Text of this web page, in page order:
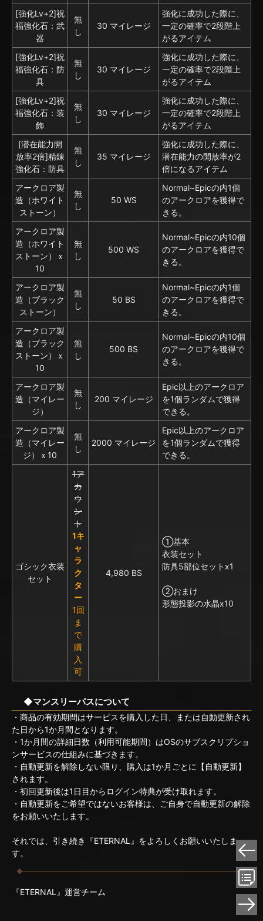
[強化Lv+2]祝
福強化石：武
器
無
し
30 マイレージ
強化に成功した際に、
一定の確率で2段階上
がるアイテム
[強化Lv+2]祝
福強化石：防
具
無
し
30 マイレージ
強化に成功した際に、
一定の確率で2段階上
がるアイテム
[強化Lv+2]祝
福強化石：装
飾
無
し
30 マイレージ
強化に成功した際に、
一定の確率で2段階上
がるアイテム
[潜在能力開
放率2倍]精錬
強化石：防具
無
し
35 マイレージ
強化に成功した際に、
潜在能力の開放率が2
倍になるアイテム
アークロア製
造（ホワイト
ストーン）
無
し
50 WS
Normal~Epicの内1個
のアークロアを獲得で
きる。
アークロア製
造（ホワイト
ストーン）ｘ
10
無
し
500 WS
Normal~Epicの内10個
のアークロアを獲得で
きる。
アークロア製
造（ブラック
ストーン）
無
し
50 BS
Normal~Epicの内1個
のアークロアを獲得で
きる。
アークロア製
造（ブラック
ストーン）ｘ
10
無
し
500 BS
Normal~Epicの内10個
のアークロアを獲得で
きる。
アークロア製
造（マイレー
ジ）
無
し
200 マイレージ
Epic以上のアークロア
を1個ランダムで獲得
できる。
アークロア製
造（マイレー
ジ）ｘ10
無
し
2000 マイレージ
Epic以上のアークロア
を1個ランダムで獲得
できる。
ゴシック衣装
セット
1ア
カ
ウ
ン
ト
1キ
ャ
ラ
ク
タ
ー
1回
ま
で
購
入
可
4,980 BS
①基本
衣装セット
防具5部位セットx1
②おまけ
形態投影の水晶x10
◆マンスリーパスについて
・商品の有効期間はサービスを購入した日、または自動更新され
た日から1か月間となります。
・1か月間の詳細日数（利用可能期間）はOSのサブスクリプショ
ンサービスの仕組みに基づきます。
・自動更新を解除しない限り、購入は1か月ごとに【自動更新】
されます。
・初回更新後は1日目からログイン特典が受け取れます。
・自動更新をご希望ではないお客様は、ご自身で自動更新の解除
をお願いいたします。
それでは、引き続き『ETERNAL』をよろしくお願いいたしま
す。
『ETERNAL』運営チーム